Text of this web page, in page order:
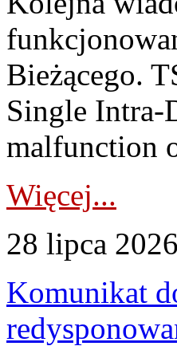
Bieżącego.
Single Intra-
malfunction
Więcej...
28 lipca
Komunikat